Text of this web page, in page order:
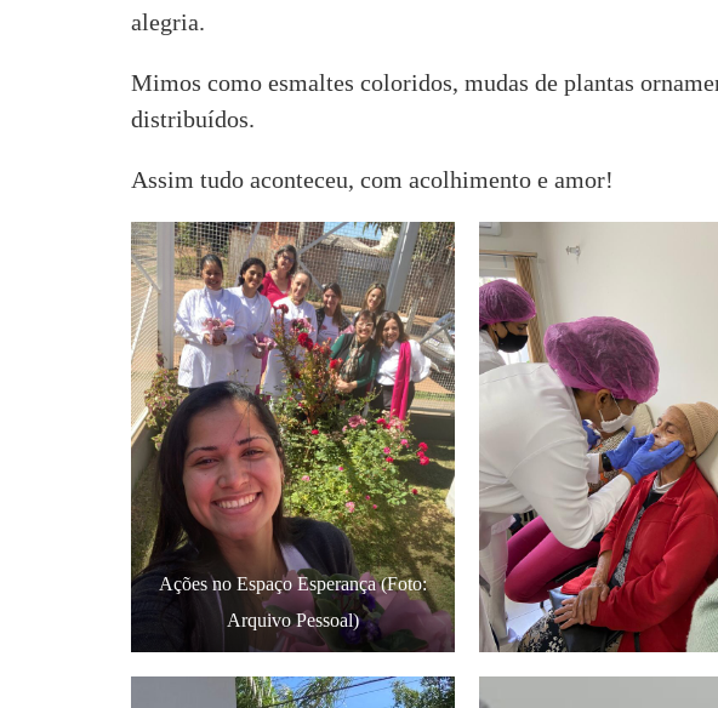
alegria.
Mimos como esmaltes coloridos, mudas de plantas
distribuídos.
Assim tudo aconteceu, com acolhimento e amor!
Ações no Espaço Esperança (Foto:
Arquivo Pessoal)